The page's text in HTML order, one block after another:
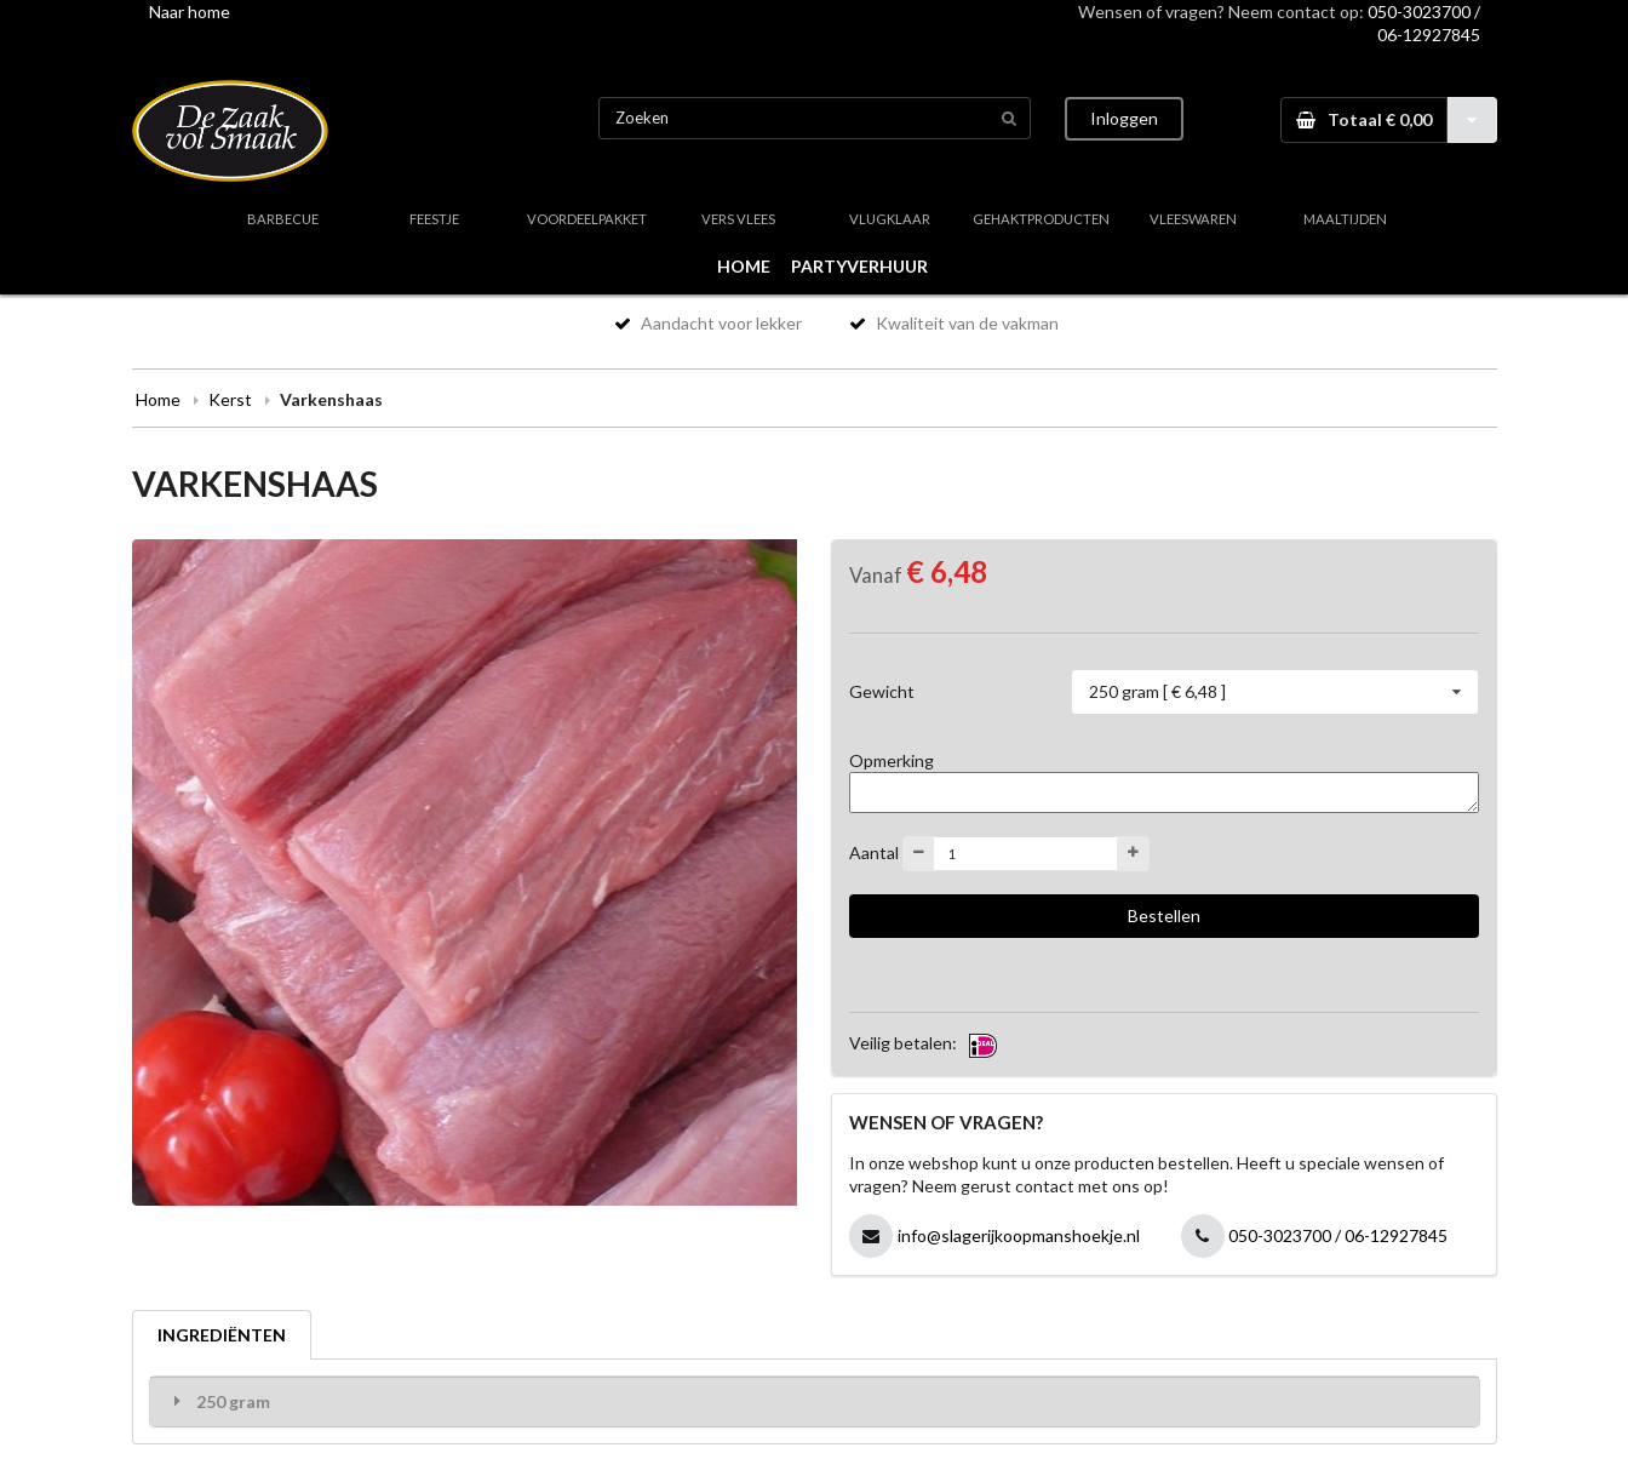
Naar home Wensen of vragen? Neem contact op: 050-3023700 /
06-12927845
Inloggen Totaal € 0,00
BARBECUE FEESTJE VOORDEELPAKKET VERS VLEES VLUGKLAAR GEHAKTPRODUCTEN VLEESWAREN MAALTIJDEN
HOME PARTYVERHUUR
Aandacht voor lekker Kwaliteit van de vakman
Home Kerst Varkenshaas
VARKENSHAAS
Vanaf € 6,48
Gewicht 250 gram [ € 6,48 ]
Opmerking
Aantal
Veilig betalen:
WENSEN OF VRAGEN?
In onze webshop kunt u onze producten bestellen. Heeft u speciale wensen of
vragen? Neem gerust contact met ons op!
info@slagerijkoopmanshoekje.nl 050-3023700 / 06-12927845
INGREDIËNTEN
250 gram